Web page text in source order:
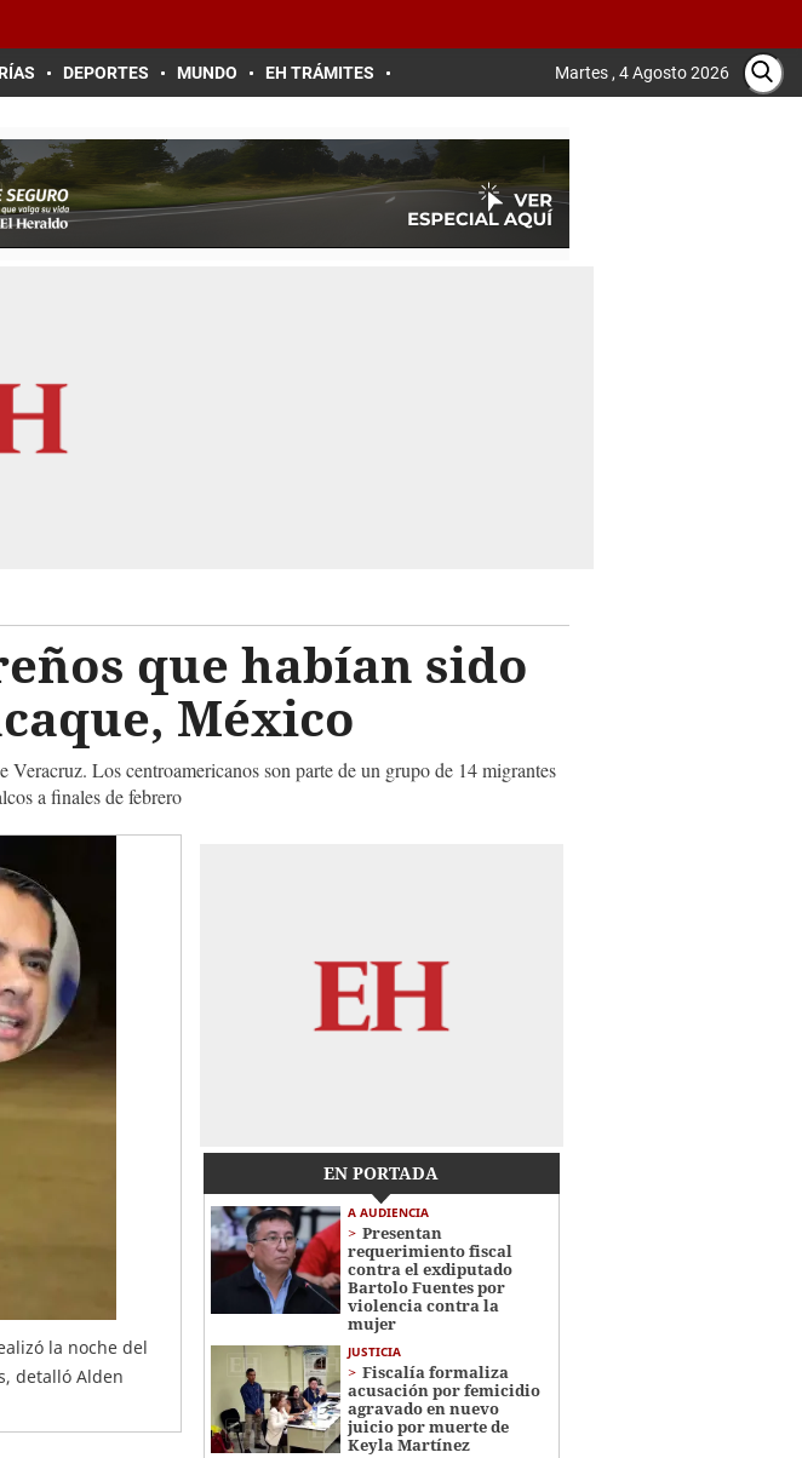
DEPORTES MUNDO EH TRÁMITES Martes , 4 Agosto 2026
que habían sido
México
Los centroamericanos son parte de un grupo de 14 migrantes
a finales de febrero
la noche del
detalló Alden
EN PORTADA
A AUDIENCIA
Presentan
requerimiento fiscal
contra el exdiputado
Bartolo Fuentes por
violencia contra la
mujer
JUSTICIA
Fiscalía formaliza
acusación por femicidio
agravado en nuevo
juicio por muerte de
Keyla Martínez